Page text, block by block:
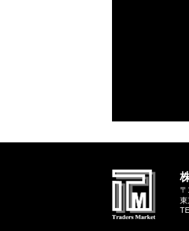
〒
東